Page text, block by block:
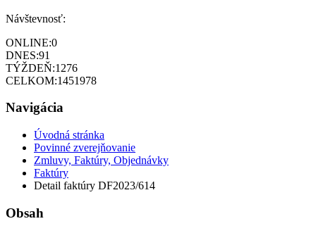
Návštevnosť:
ONLINE:0
DNES:91
TÝŽDEŇ:1276
CELKOM:1451978
Navigácia
Úvodná stránka
Povinné zverejňovanie
Zmluvy, Faktúry, Objednávky
Faktúry
Detail faktúry DF2023/614
Obsah